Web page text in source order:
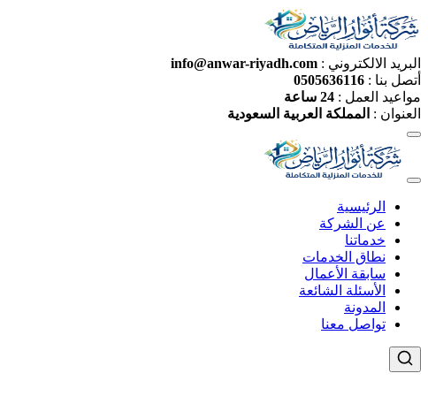
البريد الالكتروني : info@anwar-riyadh.com
أتصل بنا : 0505636116
مواعيد العمل : 24 ساعة
العنوان : المملكة العربية السعودية
الرئيسية
عن الشركة
خدماتنا
نطاق الخدمات
سابقة الأعمال
الأسئلة الشائعة
المدونة
تواصل معنا